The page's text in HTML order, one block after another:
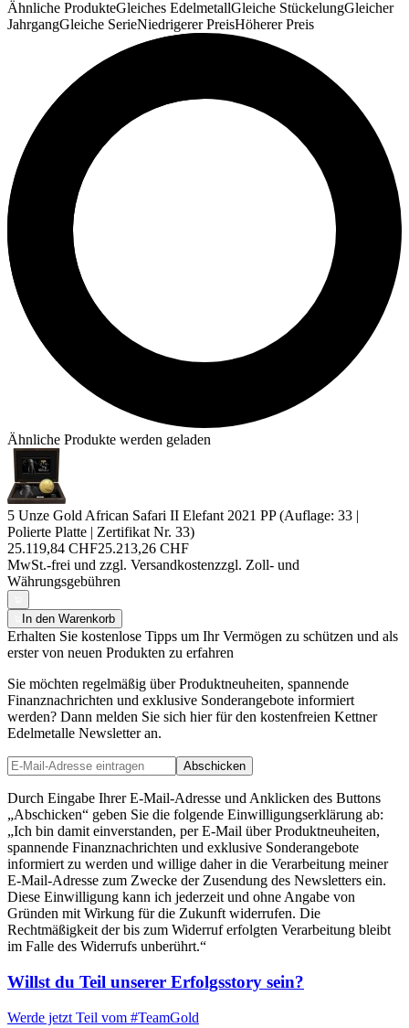
Ähnliche ProdukteGleiches EdelmetallGleiche StückelungGleicher
JahrgangGleiche SerieNiedrigerer PreisHöherer Preis
Ähnliche Produkte werden geladen
5 Unze Gold African Safari II Elefant 2021 PP (Auflage: 33 |
Polierte Platte | Zertifikat Nr. 33)
25.119,84 CHF25.213,26 CHF
MwSt.-frei und zzgl. Versandkostenzzgl. Zoll- und
Währungsgebühren
In den Warenkorb
Erhalten Sie kostenlose Tipps um Ihr Vermögen zu schützen und als
erster von neuen Produkten zu erfahren
Sie möchten regelmäßig über Produktneuheiten, spannende
Finanznachrichten und exklusive Sonderangebote informiert
werden? Dann melden Sie sich hier für den kostenfreien Kettner
Edelmetalle Newsletter an.
Abschicken
Durch Eingabe Ihrer E-Mail-Adresse und Anklicken des Buttons
„Abschicken“ geben Sie die folgende Einwilligungserklärung ab:
„Ich bin damit einverstanden, per E-Mail über Produktneuheiten,
spannende Finanznachrichten und exklusive Sonderangebote
informiert zu werden und willige daher in die Verarbeitung meiner
E-Mail-Adresse zum Zwecke der Zusendung des Newsletters ein.
Diese Einwilligung kann ich jederzeit und ohne Angabe von
Gründen mit Wirkung für die Zukunft widerrufen. Die
Rechtmäßigkeit der bis zum Widerruf erfolgten Verarbeitung bleibt
im Falle des Widerrufs unberührt.“
Willst du Teil unserer Erfolgsstory sein?
Werde jetzt Teil vom #TeamGold